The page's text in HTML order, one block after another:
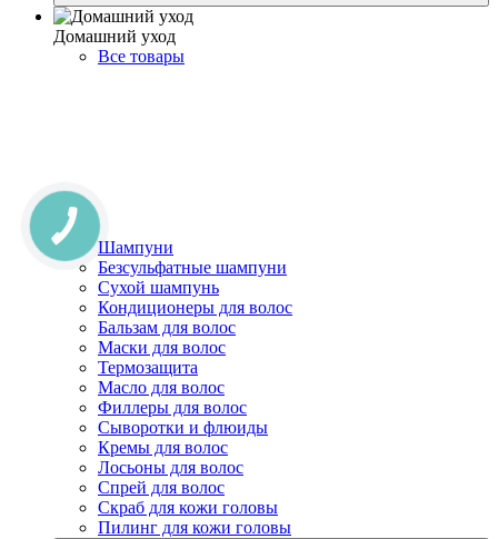
Домашний уход
Все товары
Шампуни
Безсульфатные шампуни
Сухой шампунь
Кондиционеры для волос
Бальзам для волос
Маски для волос
Термозащита
Масло для волос
Филлеры для волос
Сыворотки и флюиды
Кремы для волос
Лосьоны для волос
Спрей для волос
Скраб для кожи головы
Пилинг для кожи головы